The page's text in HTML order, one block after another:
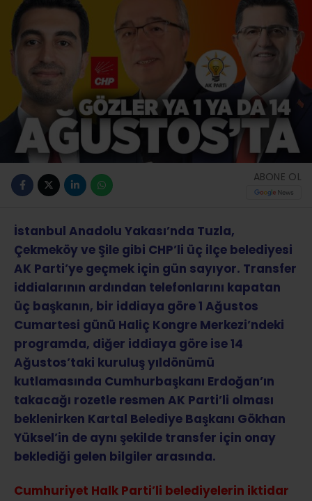
ABONE OL
İstanbul Anadolu Yakası’nda Tuzla,
Çekmeköy ve Şile gibi CHP’li üç ilçe belediyesi
AK Parti’ye geçmek için gün sayıyor. Transfer
iddialarının ardından telefonlarını kapatan
üç başkanın, bir iddiaya göre 1 Ağustos
Cumartesi günü Haliç Kongre Merkezi’ndeki
programda, diğer iddiaya göre ise 14
Ağustos’taki kuruluş yıldönümü
kutlamasında Cumhurbaşkanı Erdoğan’ın
takacağı rozetle resmen AK Parti’li olması
beklenirken Kartal Belediye Başkanı Gökhan
Yüksel’in de aynı şekilde transfer için onay
beklediği gelen bilgiler arasında.
Cumhuriyet Halk Parti’li belediyelerin iktidar